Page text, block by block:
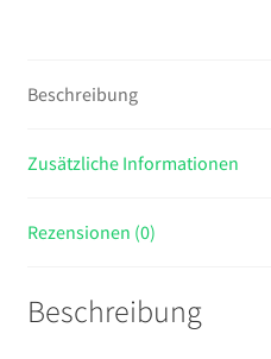
Campingzelt
abnehmbarem
&
Sonnenschutz
Beschreibung
Zusätzliche Informationen
Rezensionen (0)
Beschreibung